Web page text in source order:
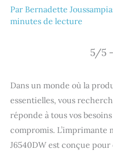
Par Bernadette
minutes de lecture
5/5
Dans un monde où la
essentielles, vous
réponde à tous vos
compromis.
J6540DW est conçue